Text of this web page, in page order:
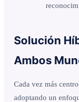
Solución
Ambos
Cada vez más
adoptando un